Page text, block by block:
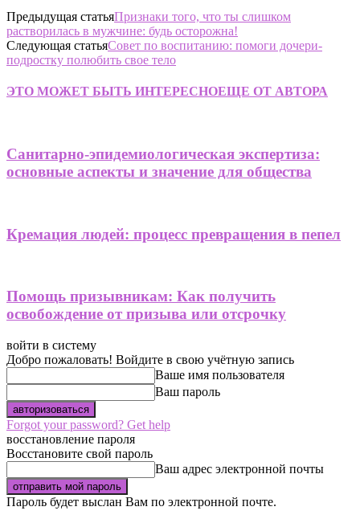
Предыдущая статьяПризнаки того, что ты слишком
растворилась в мужчине: будь осторожна!
Следующая статьяСовет по воспитанию: помоги дочери-
подростку полюбить свое тело
ЭТО МОЖЕТ БЫТЬ ИНТЕРЕСНОЕЩЕ ОТ АВТОРА
Санитарно-эпидемиологическая экспертиза:
основные аспекты и значение для общества
Кремация людей: процесс превращения в пепел
Помощь призывникам: Как получить
освобождение от призыва или отсрочку
войти в систему
Добро пожаловать! Войдите в свою учётную запись
Ваше имя пользователя
Ваш пароль
Forgot your password? Get help
восстановление пароля
Восстановите свой пароль
Ваш адрес электронной почты
Пароль будет выслан Вам по электронной почте.